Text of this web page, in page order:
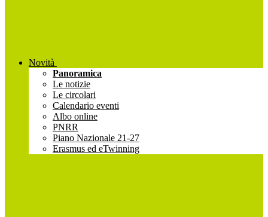
Novità
Panoramica
Le notizie
Le circolari
Calendario eventi
Albo online
PNRR
Piano Nazionale 21-27
Erasmus ed eTwinning